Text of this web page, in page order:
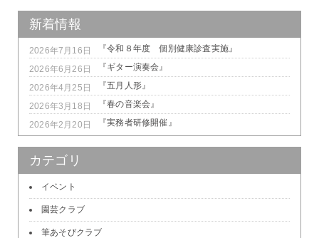
新着情報
2026年7月16日 『令和８年度 個別健康診査実施』
2026年6月26日 『ギター演奏会』
2026年4月25日 『五月人形』
2026年3月18日 『春の音楽会』
2026年2月20日 『実務者研修開催』
カテゴリ
イベント
園芸クラブ
筆あそびクラブ